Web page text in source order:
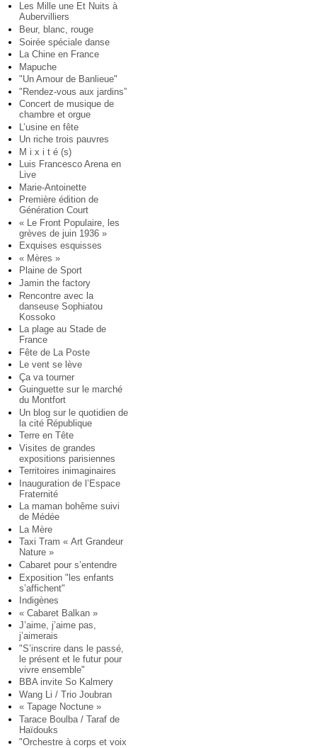
Les Mille une Et Nuits à
Aubervilliers
Beur, blanc, rouge
Soirée spéciale danse
La Chine en France
Mapuche
"Un Amour de Banlieue"
"Rendez-vous aux jardins”
Concert de musique de
chambre et orgue
L’usine en fête
Un riche trois pauvres
M i x i t é (s)
Luis Francesco Arena en
Live
Marie-Antoinette
Première édition de
Génération Court
« Le Front Populaire, les
grèves de juin 1936 »
Exquises esquisses
« Mères »
Plaine de Sport
Jamin the factory
Rencontre avec la
danseuse Sophiatou
Kossoko
La plage au Stade de
France
Fête de La Poste
Le vent se lève
Ça va tourner
Guinguette sur le marché
du Montfort
Un blog sur le quotidien de
la cité République
Terre en Tête
Visites de grandes
expositions parisiennes
Territoires inimaginaires
Inauguration de l’Espace
Fraternité
La maman bohême suivi
de Médée
La Mère
Taxi Tram « Art Grandeur
Nature »
Cabaret pour s’entendre
Exposition "les enfants
s’affichent"
Indigènes
« Cabaret Balkan »
J’aime, j’aime pas,
j’aimerais
"S’inscrire dans le passé,
le présent et le futur pour
vivre ensemble"
BBA invite So Kalmery
Wang Li / Trio Joubran
« Tapage Noctune »
Tarace Boulba / Taraf de
Haïdouks
"Orchestre à corps et voix